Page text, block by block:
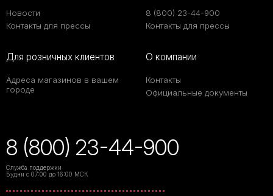
Новости
Контакты для прессы
8 (800) 23-44-900
Контакты для прессы
Для розничных клиентов
Адреса магазинов в вашем
городе
О компании
Контакты
Официальные документы
8 (800) 23-44-900
Служба поддержки
Будни с 07:00 до 16:00 МСК